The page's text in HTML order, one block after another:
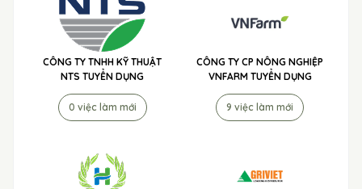
CÔNG TY TNHH KỸ THUẬT
NTS TUYỂN DỤNG
0 việc làm mới
CÔNG TY CP NÔNG NGHIỆP
VNFARM TUYỂN DỤNG
9 việc làm mới